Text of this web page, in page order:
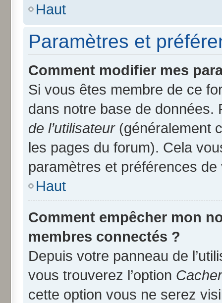
Haut
Paramètres et
Comment modifier mes
Si vous êtes membre de ce
dans notre base de
de l’utilisateur(généralement
les pages du forum). Cela
paramètres et préférences
Haut
Comment empêcher mon
membres connectés ?
Depuis votre panneau de
vous trouverez l’option
cette option vous ne serez